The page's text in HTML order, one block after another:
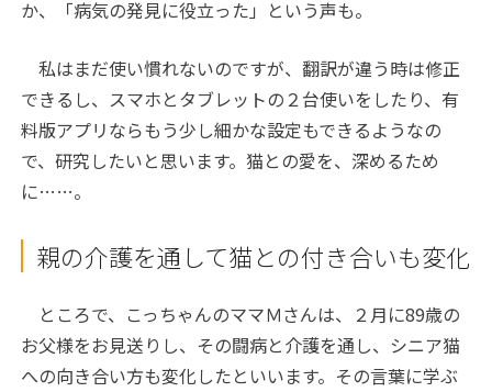
か、「病気の発見に役立った」という声も。
私はまだ使い慣れないのですが、翻訳が違う時は修正
できるし、スマホとタブレットの２台使いをしたり、有
料版アプリならもう少し細かな設定もできるようなの
で、研究したいと思います。猫との愛を、深めるため
に……。
親の介護を通して猫との付き合いも変化
ところで、こっちゃんのママＭさんは、２月に89歳の
お父様をお見送りし、その闘病と介護を通し、シニア猫
への向き合い方も変化したといいます。その言葉に学ぶ